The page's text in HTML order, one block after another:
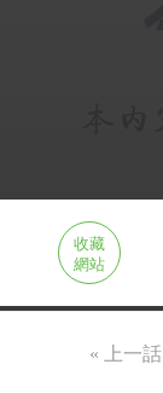
收藏
網站
« 上一話